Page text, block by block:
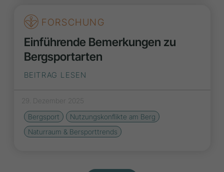
FORSCHUNG
Einführende Bemerkungen zu
Bergsportarten
BEITRAG LESEN
29. Dezember 2025
Bergsport
Nutzungskonflikte am Berg
Naturraum & Bersporttrends